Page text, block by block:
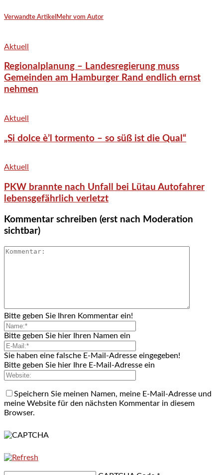
Verwandte Artikel Mehr vom Autor
Aktuell
Regionalplanung – Landesregierung muss
Gemeinden am Hamburger Rand endlich ernst
nehmen
Aktuell
„Si dolce è’l tormento – so süß ist die Qual“
Aktuell
PKW brannte nach Unfall bei Lütau Autofahrer
lebensgefährlich verletzt
Kommentar schreiben (erst nach Moderation
sichtbar)
Bitte geben Sie Ihren Kommentar ein!
Bitte geben Sie hier Ihren Namen ein
Sie haben eine falsche E-Mail-Adresse eingegeben!
Bitte geben Sie hier Ihre E-Mail-Adresse ein
Speichern Sie meinen Namen, meine E-Mail-Adresse und
meine Website für den nächsten Kommentar in diesem
Browser.